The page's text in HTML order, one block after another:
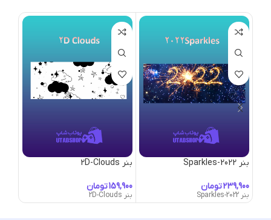
بنر 2022-Sparkles
تومان
بنر 2022-Sparkles
بنر 2D-Clouds
تومان
بنر 2D-Clouds